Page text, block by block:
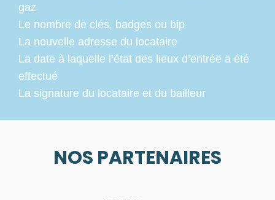
gaz
Le nombre de clés, badges ou bip
La nouvelle adresse du locataire
La date à laquelle l’état des lieux d’entrée a été
effectué
La signature du locataire et du bailleur
NOS PARTENAIRES